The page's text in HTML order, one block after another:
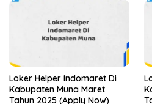
Loker Helper Indomaret Di
Kabupaten Muna Maret
Tahun 2025 (Apply Now)